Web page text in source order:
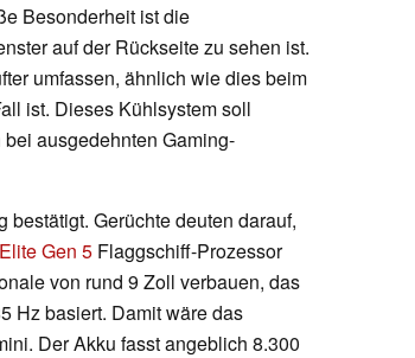
Besonderheit ist die
auf der Rückseite zu sehen ist.
umfassen, ähnlich wie dies beim
ist. Dieses Kühlsystem soll
ausgedehnten Gaming-
Gerüchte deuten darauf,
Gen 5 Flaggschiff-Prozessor
von rund 9 Zoll verbauen, das
Hz basiert. Damit wäre das
Der Akku fasst angeblich 8.300